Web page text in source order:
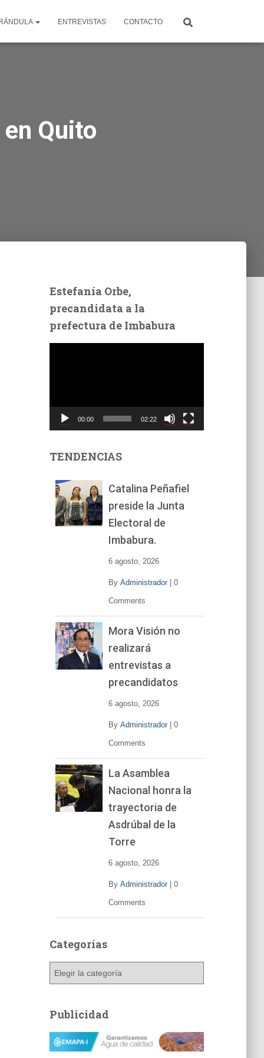
ENTREVISTAS CONTACTO
Quito
Estefanía Orbe,
precandidata a la
prefectura de Imbabura
t
00:00 02:22
TENDENCIAS
Catalina Peñafiel
preside la Junta
Electoral de
Imbabura.
6 agosto, 2026
By Administrador| 0
Comments
Mora Visión no
realizará
entrevistas a
precandidatos
6 agosto, 2026
By Administrador| 0
Comments
La Asamblea
Nacional honra la
trayectoria de
Asdrúbal de la
Torre
6 agosto, 2026
By Administrador| 0
Comments
Categorías
g
o
Publicidad